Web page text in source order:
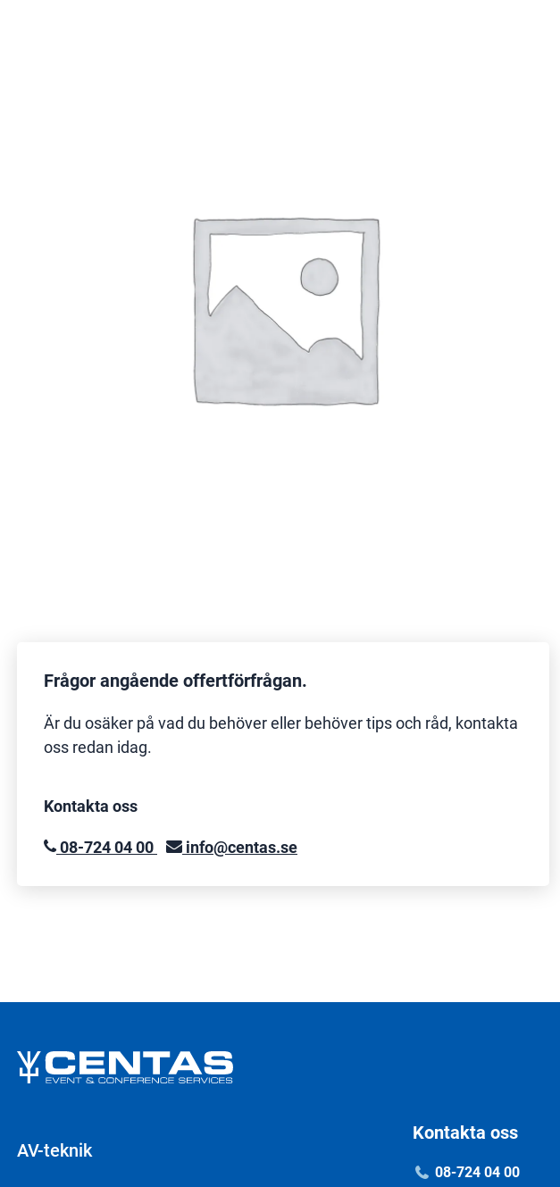
Frågor angående offertförfrågan.
Är du osäker på vad du behöver eller behöver tips och råd, kontakta
oss redan idag.
Kontakta oss
08-724 04 00 info@centas.se
AV-teknik
Kontakta oss
08-724 04 00